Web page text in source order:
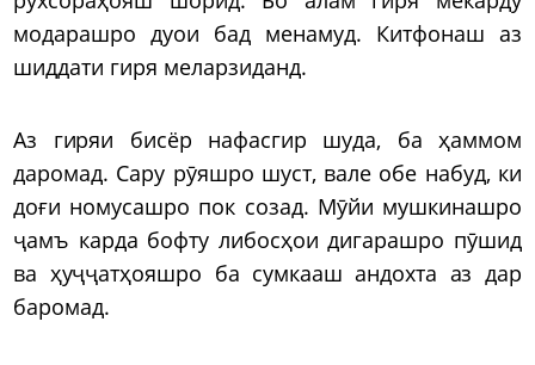
модарашро дуои бад менамуд. Китфонаш аз
шиддати гиря меларзиданд.
Аз гиряи бисёр нафасгир шуда, ба ҳаммом
даромад. Сару рӯяшро шуст, вале обе набуд, ки
доғи номусашро пок созад. Мӯйи мушкинашро
ҷамъ карда бофту либосҳои дигарашро пӯшид
ва ҳуҷҷатҳояшро ба сумкааш андохта аз дар
баромад.